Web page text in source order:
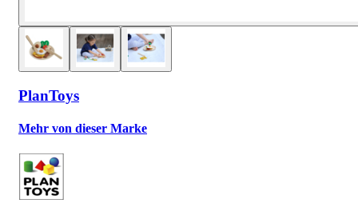
PlanToys
Mehr von dieser Marke